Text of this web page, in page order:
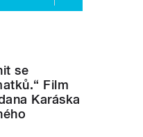
se
Film
Karáska